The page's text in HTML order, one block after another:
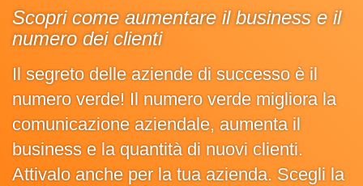
Scopri come aumentare il business e il
numero dei clienti
Il segreto delle aziende di successo è il
numero verde! Il numero verde migliora la
comunicazione aziendale, aumenta il
business e la quantità di nuovi clienti.
Attivalo anche per la tua azienda. Scegli la